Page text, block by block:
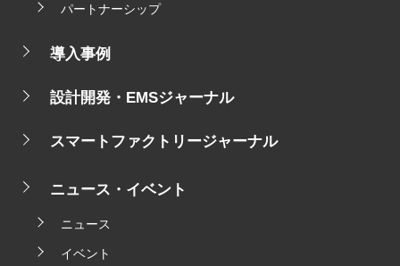
パートナーシップ
導入事例
設計開発・EMSジャーナル
スマートファクトリージャーナル
ニュース・イベント
ニュース
イベント